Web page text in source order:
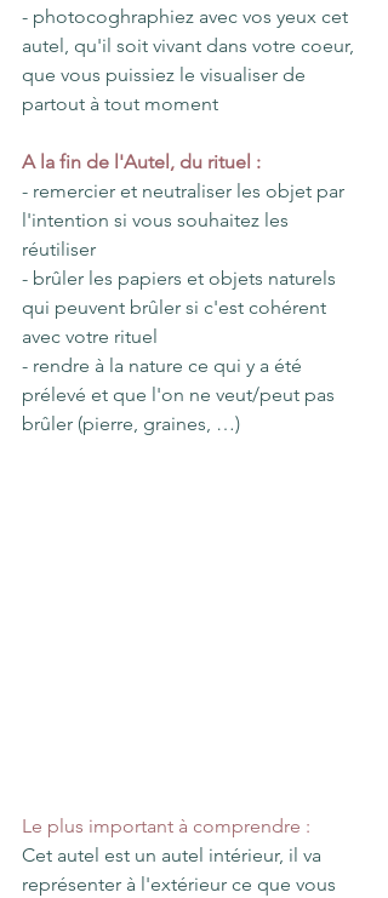
- photocoghraphiez avec vos yeux cet
autel, qu'il soit vivant dans votre coeur,
que vous puissiez le visualiser de
partout à tout moment
A la fin de l'Autel, du rituel :
- remercier et neutraliser les objet par
l'intention si vous souhaitez les
réutiliser
- brûler les papiers et objets naturels
qui peuvent brûler si c'est cohérent
avec votre rituel
- rendre à la nature ce qui y a été
prélevé et que l'on ne veut/peut pas
brûler (pierre, graines, …)
Le plus important à comprendre :
Cet autel est un autel intérieur, il va
représenter à l'extérieur ce que vous